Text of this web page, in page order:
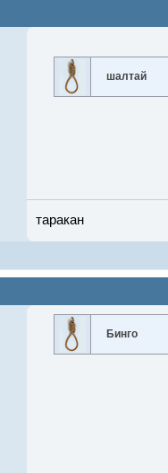
шалтай
таракан
Бинго